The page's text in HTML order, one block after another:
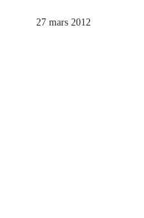
27 mars 2012